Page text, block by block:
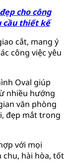
cho công
cầu thiết kế
cắt, mang ý
công việc yêu
Oval giúp
nhiều hướng
văn phòng
đẹp mắt trong
với mọi
chu, hài hòa, tốt